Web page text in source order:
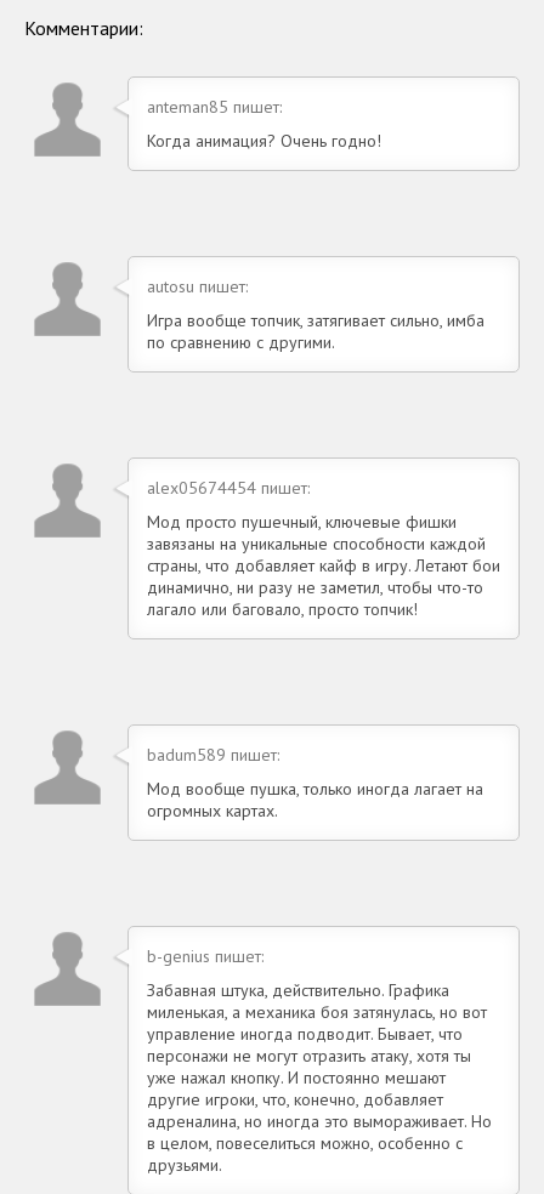
Комментарии:
anteman85 пишет:
Когда анимация? Очень годно!
autosu пишет:
Игра вообще топчик, затягивает сильно, имба
по сравнению с другими.
alex05674454 пишет:
Мод просто пушечный, ключевые фишки
завязаны на уникальные способности каждой
страны, что добавляет кайф в игру. Летают бои
динамично, ни разу не заметил, чтобы что-то
лагало или баговало, просто топчик!
badum589 пишет:
Мод вообще пушка, только иногда лагает на
огромных картах.
b-genius пишет:
Забавная штука, действительно. Графика
миленькая, а механика боя затянулась, но вот
управление иногда подводит. Бывает, что
персонажи не могут отразить атаку, хотя ты
уже нажал кнопку. И постоянно мешают
другие игроки, что, конечно, добавляет
адреналина, но иногда это вымораживает. Но
в целом, повеселиться можно, особенно с
друзьями.